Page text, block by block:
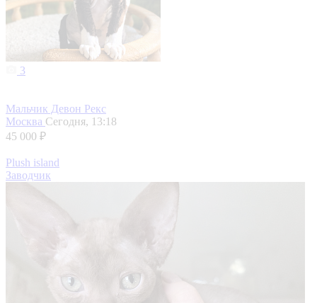
3
Мальчик Девон Рекс
Москва Сегодня, 13:18
45 000 ₽
Plush island
Заводчик